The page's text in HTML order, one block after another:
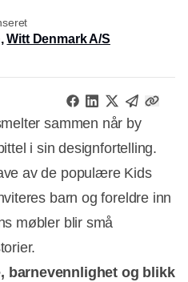
Witt Denmark A/S
sammen når by
i sin designfortelling.
av de populære Kids
barn og foreldre inn
møbler blir små
barnevennlighet og blikk